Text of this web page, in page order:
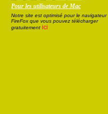
Pour les utilisateurs de Mac
Notre site est optimisé pour le navigateur
FireFox que vous pouvez télécharger
gratuitement ici